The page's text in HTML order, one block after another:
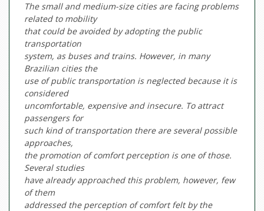
The small and medium-size cities are facing problems
related to mobility
that could be avoided by adopting the public
transportation
system, as buses and trains. However, in many
Brazilian cities the
use of public transportation is neglected because it is
considered
uncomfortable, expensive and insecure. To attract
passengers for
such kind of transportation there are several possible
approaches,
the promotion of comfort perception is one of those.
Several studies
have already approached this problem, however, few
of them
addressed the perception of comfort felt by the